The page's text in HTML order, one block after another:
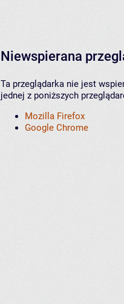
Niewspierana
Ta przeglądarka nie jest
jednej z poniższych
Mozilla Firefox
Google Chrome